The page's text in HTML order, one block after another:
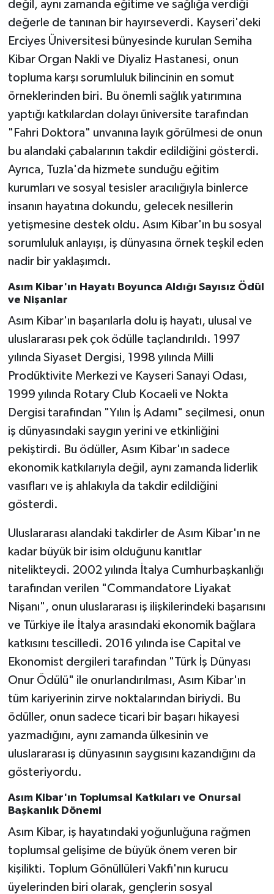
değil, aynı zamanda eğitime ve sağlığa verdiği
değerle de tanınan bir hayırseverdi. Kayseri'deki
Erciyes Üniversitesi bünyesinde kurulan Semiha
Kibar Organ Nakli ve Diyaliz Hastanesi, onun
topluma karşı sorumluluk bilincinin en somut
örneklerinden biri. Bu önemli sağlık yatırımına
yaptığı katkılardan dolayı üniversite tarafından
"Fahri Doktora" unvanına layık görülmesi de onun
bu alandaki çabalarının takdir edildiğini gösterdi.
Ayrıca, Tuzla'da hizmete sunduğu eğitim
kurumları ve sosyal tesisler aracılığıyla binlerce
insanın hayatına dokundu, gelecek nesillerin
yetişmesine destek oldu. Asım Kibar'ın bu sosyal
sorumluluk anlayışı, iş dünyasına örnek teşkil eden
nadir bir yaklaşımdı.
Asım Kibar'ın Hayatı Boyunca Aldığı Sayısız Ödül
ve Nişanlar
Asım Kibar'ın başarılarla dolu iş hayatı, ulusal ve
uluslararası pek çok ödülle taçlandırıldı. 1997
yılında Siyaset Dergisi, 1998 yılında Milli
Prodüktivite Merkezi ve Kayseri Sanayi Odası,
1999 yılında Rotary Club Kocaeli ve Nokta
Dergisi tarafından "Yılın İş Adamı" seçilmesi, onun
iş dünyasındaki saygın yerini ve etkinliğini
pekiştirdi. Bu ödüller, Asım Kibar'ın sadece
ekonomik katkılarıyla değil, aynı zamanda liderlik
vasıfları ve iş ahlakıyla da takdir edildiğini
gösterdi.
Uluslararası alandaki takdirler de Asım Kibar'ın ne
kadar büyük bir isim olduğunu kanıtlar
nitelikteydi. 2002 yılında İtalya Cumhurbaşkanlığı
tarafından verilen "Commandatore Liyakat
Nişanı", onun uluslararası iş ilişkilerindeki başarısını
ve Türkiye ile İtalya arasındaki ekonomik bağlara
katkısını tescilledi. 2016 yılında ise Capital ve
Ekonomist dergileri tarafından "Türk İş Dünyası
Onur Ödülü" ile onurlandırılması, Asım Kibar'ın
tüm kariyerinin zirve noktalarından biriydi. Bu
ödüller, onun sadece ticari bir başarı hikayesi
yazmadığını, aynı zamanda ülkesinin ve
uluslararası iş dünyasının saygısını kazandığını da
gösteriyordu.
Asım Kibar'ın Toplumsal Katkıları ve Onursal
Başkanlık Dönemi
Asım Kibar, iş hayatındaki yoğunluğuna rağmen
toplumsal gelişime de büyük önem veren bir
kişilikti. Toplum Gönüllüleri Vakfı'nın kurucu
üyelerinden biri olarak, gençlerin sosyal